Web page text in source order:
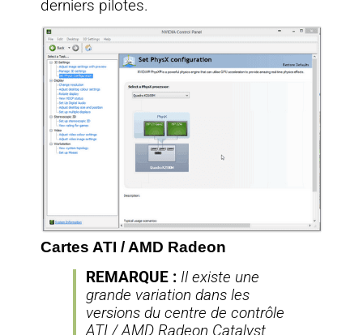
derniers pilotes.
Cartes ATI / AMD Radeon
REMARQUE : Il existe une
grande variation dans les
versions du centre de contrôle
ATI / AMD Radeon Catalyst